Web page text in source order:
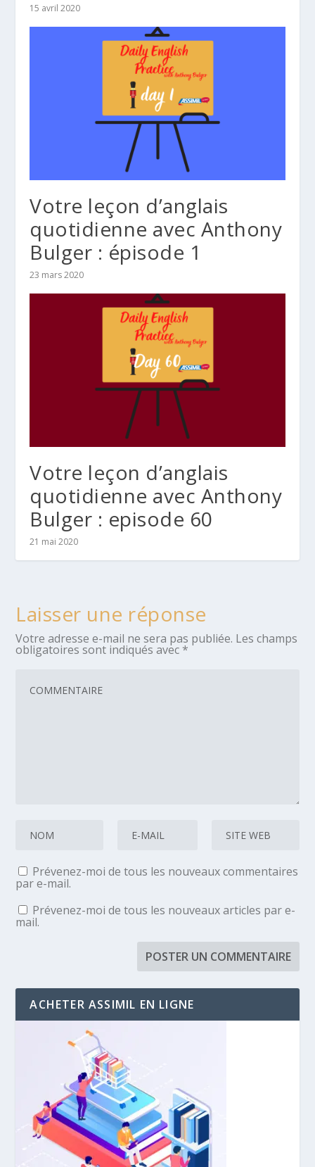
15 avril 2020
Votre leçon d’anglais
quotidienne avec Anthony
Bulger : épisode 1
23 mars 2020
Votre leçon d’anglais
quotidienne avec Anthony
Bulger : episode 60
21 mai 2020
Laisser une réponse
Votre adresse e-mail ne sera pas publiée. Les champs
obligatoires sont indiqués avec *
Prévenez-moi de tous les nouveaux commentaires
par e-mail.
Prévenez-moi de tous les nouveaux articles par e-
mail.
ACHETER ASSIMIL EN LIGNE